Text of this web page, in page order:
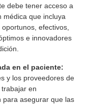
debe tener acceso a
médica que incluya
efectivos,
e innovadores
en el paciente:
y los proveedores de
en
para asegurar que las